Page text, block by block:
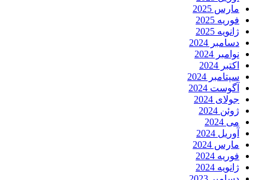
مارس 2025
فوریه 2025
ژانویه 2025
دسامبر 2024
نوامبر 2024
اکتبر 2024
سپتامبر 2024
آگوست 2024
جولای 2024
ژوئن 2024
می 2024
آوریل 2024
مارس 2024
فوریه 2024
ژانویه 2024